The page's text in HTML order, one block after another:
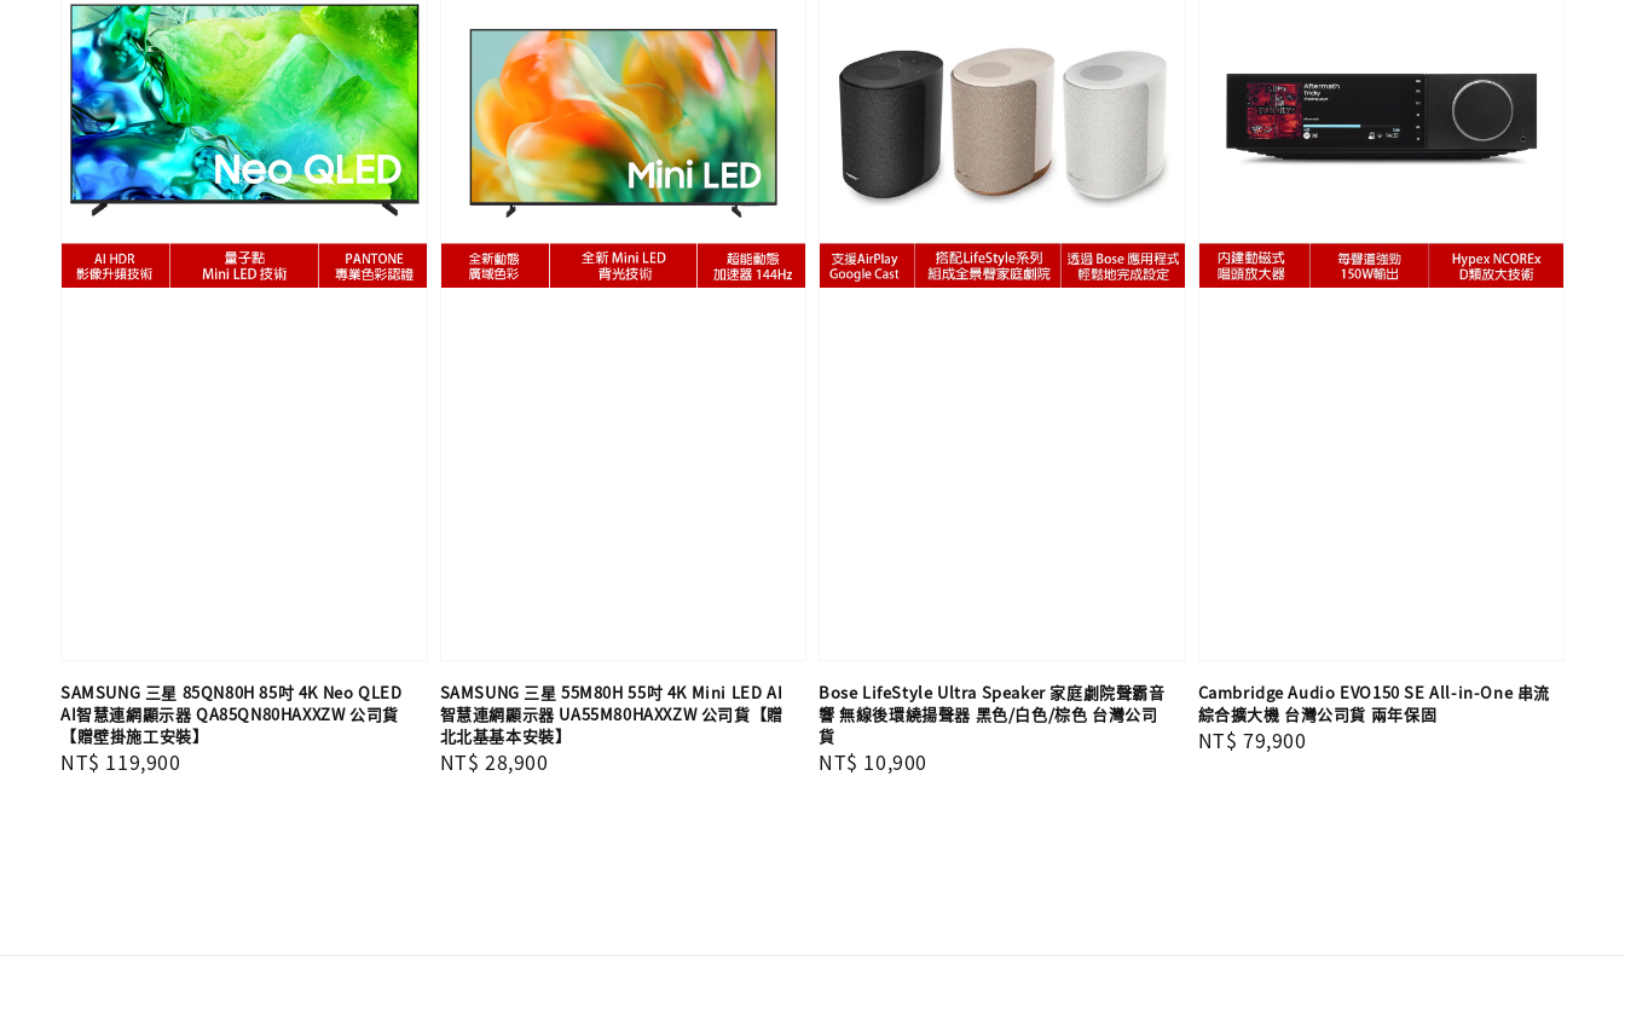
SAMSUNG 三星 85QN80H 85吋 4K Neo QLED
AI智慧連網顯示器 QA85QN80HAXXZW 公司貨
【贈壁掛施工安裝】
Regular
NT$ 119,900
SAMSUNG 三星 55M80H 55吋 4K Mini LED AI
智慧連網顯示器 UA55M80HAXXZW 公司貨【贈
北北基基本安裝】
Regular
NT$ 28,900
Bose LifeStyle Ultra Speaker 家庭劇院聲霸音
響 無線後環繞揚聲器 黑色/白色/棕色 台灣公司
貨
Regular
NT$ 10,900
Cambridge Audio EVO150 SE All-in-One 串流
綜合擴大機 台灣公司貨 兩年保固
Regular
NT$ 79,900